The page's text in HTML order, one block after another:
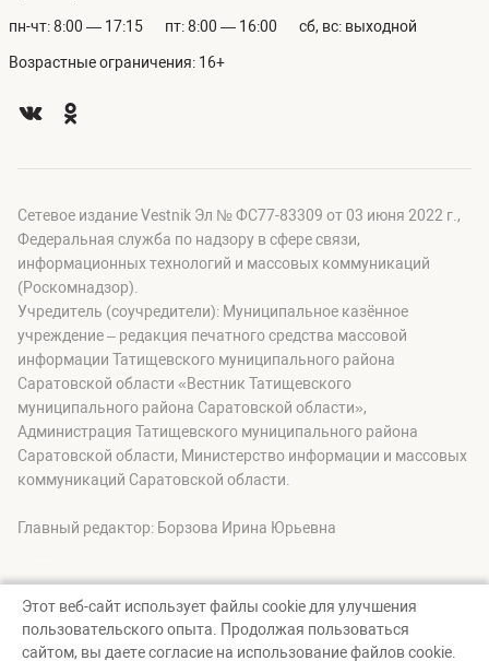
пн-чт: 8:00 — 17:15 пт: 8:00 — 16:00 сб, вс: выходной
Возрастные ограничения: 16+
Сетевое издание Vestnik Эл № ФС77-83309 от 03 июня 2022 г.,
Федеральная служба по надзору в сфере связи,
информационных технологий и массовых коммуникаций
(Роскомнадзор).
Учредитель (соучредители): Муниципальное казённое
учреждение – редакция печатного средства массовой
информации Татищевского муниципального района
Саратовской области «Вестник Татищевского
муниципального района Саратовской области»,
Администрация Татищевского муниципального района
Саратовской области, Министерство информации и массовых
коммуникаций Саратовской области.
Главный редактор: Борзова Ирина Юрьевна
© Вестник Татищевского муниципального района, 2026
Этот веб-сайт использует файлы cookie для улучшения
пользовательского опыта. Продолжая пользоваться
сайтом, вы даете согласие на использование файлов cookie.